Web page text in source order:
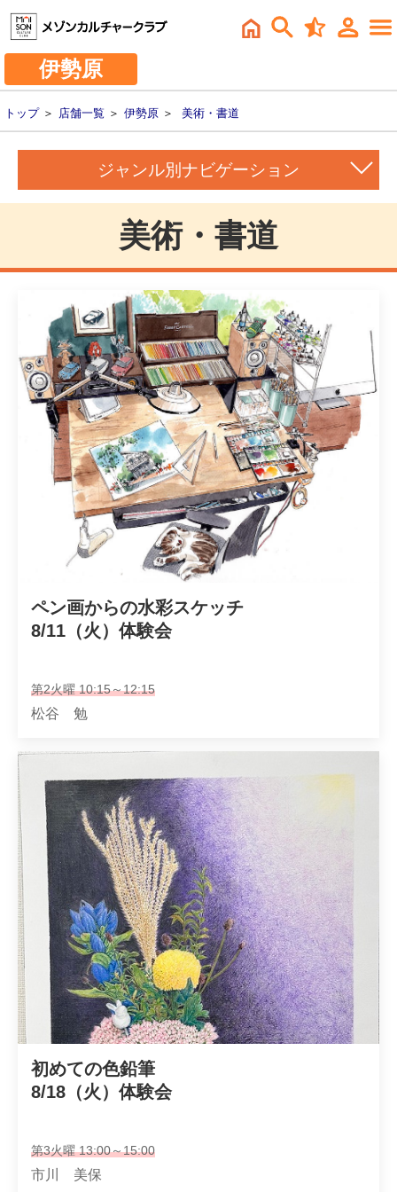
伊勢原
トップ＞ 店舗一覧 ＞ 伊勢原 ＞ 美術・書道
ジャンル別ナビゲーション
美術・書道
ペン画からの水彩スケッチ
8/11（火）体験会
第2火曜 10:15～12:15
松谷 勉
初めての色鉛筆
8/18（火）体験会
第3火曜 13:00～15:00
市川 美保